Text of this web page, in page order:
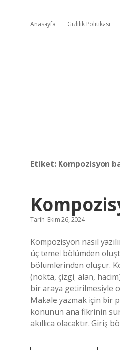
Anasayfa Gizlilik Politikası
Etiket: Kompozisyon
Tarih: Ekim 26, 2024
Kompozisyon nasıl
üç temel bölümden
bölümlerinden oluşur.
(nokta, çizgi, alan,
bir araya getirilmesiyle
Makale yazmak için bir
konunun ana fikrinin
akıllıca olacaktır. Giriş